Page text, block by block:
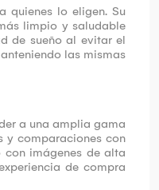
quienes lo eligen. Su
limpio y saludable
de sueño al evitar el
las mismas
a una amplia gama
y comparaciones con
imágenes de alta
de compra